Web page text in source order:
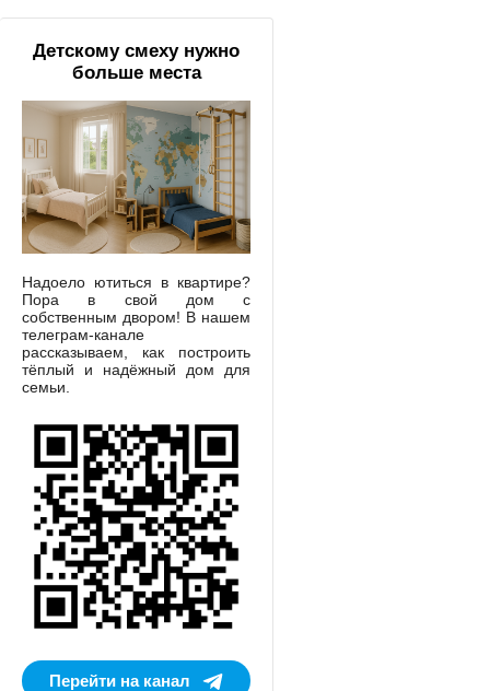
Детскому смеху нужно
больше места
Надоело ютиться в квартире?
Пора в свой дом с
собственным двором! В нашем
телеграм-канале
рассказываем, как построить
тёплый и надёжный дом для
семьи.
Перейти на канал